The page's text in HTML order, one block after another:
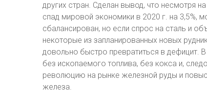
других стран. Сделан вывод, что
спад мировой экономики в 2020 г. на 3,5%,
сбалансирован, но если спрос на сталь и
некоторые из запланированных новых
довольно быстро превратиться в дефицит.
без ископаемого топлива, без кокса и,
революцию на рынке железной руды и
железа.